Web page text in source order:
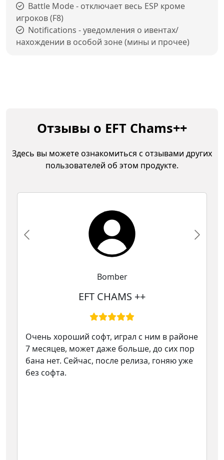
Battle Mode - отключает весь ESP кроме
игроков (F8)
Notifications - уведомления о ивентах/
нахождении в особой зоне (мины и прочее)
Отзывы о EFT Chams++
Здесь вы можете ознакомиться с отзывами других
пользователей об этом продукте.
Bomber
EFT CHAMS ++
Очень хороший софт, играл с ним в районе
7 месяцев, может даже больше, до сих пор
бана нет. Сейчас, после релиза, гоняю уже
без софта.